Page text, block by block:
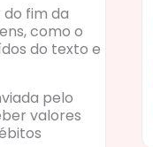
fim da
como o
do texto e
pelo
valores